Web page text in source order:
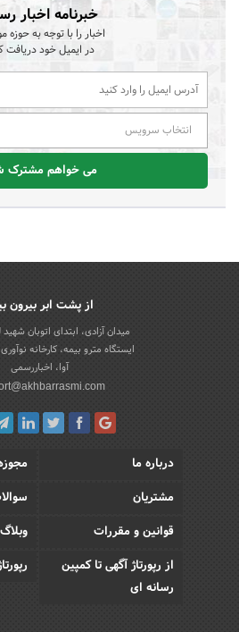
خبرنامه اخبار
اخبار را با توجه به حوزه
در ایمیل خود دریافت
انتخاب سرویس
می خواهم مشترک
از پشت ابر بیرون
میدان آزادی، ابتدای اتوبان
ایستگاه مترو بیمه، کارخانه
آوا، اخباررسمی
درباره ما
مشتریان
قوانین و مقررات
وبلاگ
از رپورتاژ آگهی تا کمپین
رسانه ای